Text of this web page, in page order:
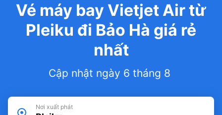
Vé máy bay Vietjet Air từ
Pleiku đi Bảo Hà giá rẻ
nhất
Cập nhật ngày 6 tháng 8
Nơi xuất phát